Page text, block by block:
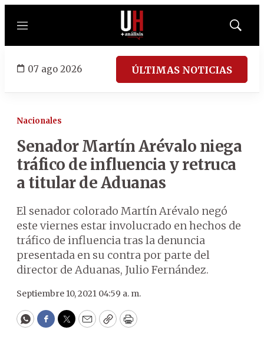
Menú
Mostrar
07 ago 2026 ÚLTIMAS NOTICIAS
Nacionales
Senador Martín Arévalo niega
tráfico de influencia y retruca
a titular de Aduanas
El senador colorado Martín Arévalo negó
este viernes estar involucrado en hechos de
tráfico de influencia tras la denuncia
presentada en su contra por parte del
director de Aduanas, Julio Fernández.
Septiembre 10, 2021 04:59 a. m.
WhatsApp
Facebook
Twitter
EmailCopyPrint